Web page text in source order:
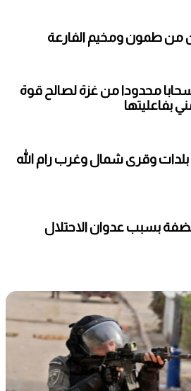
من طمون ومخيم الفارعة
محدودا من غزة لصالح قوة
بفاعليتها
وقرى شمال وغرب رام الله
بسبب عدوان الاحتلال